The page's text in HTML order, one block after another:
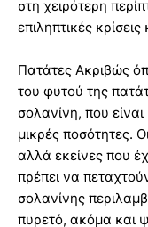
στη χειρότερη
επιληπτικές
Πατάτες Ακριβώς
του φυτού της
σολανίνη, που
μικρές ποσότητες.
αλλά εκείνες που
πρέπει να
σολανίνης
πυρετό, ακόμα και